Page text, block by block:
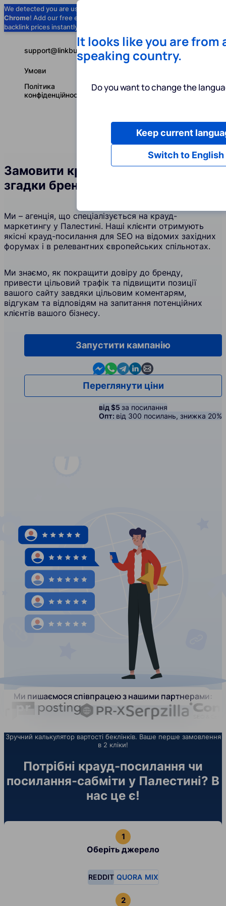
We detected you are using
Chrome! Add our free extension to check
backlink prices instantly as you browse.
Послуги
Українська
support@linkbuilder.com
Умови
Політика
конфіденційності
Замовити крауд-посилання та
згадки бренду у Палестині
Ми – агенція, що спеціалізується на крауд-
маркетингу у Палестині. Наші клієнти отримують
якісні крауд-посилання для SEO на відомих західних
форумах і в релевантних європейських спільнотах.
Ми знаємо, як покращити довіру до бренду,
привести цільовий трафік та підвищити позиції
вашого сайту завдяки цільовим коментарям,
відгукам та відповідям на запитання потенційних
клієнтів вашого бізнесу.
Запустити кампанію
Contact us in Messenger
Contact us in WhatsApp
Contact us in Telegram
Contact us in Linkedin
Contact us by email
Переглянути ціни
від $5 за посилання
Опт: від 300 посилань, знижка 20%
Ми пишаємося співпрацею з нашими партнерами:
Зручний калькулятор вартості беклінків. Ваше перше замовлення
в 2 кліки!
Потрібні крауд-посилання чи
посилання-сабміти у Палестині? В
нас це є!
Оберіть джерело
REDDIT QUORA MIX
It looks like you are from
speaking country.
Do you want to change the
Switch to English
Keep current